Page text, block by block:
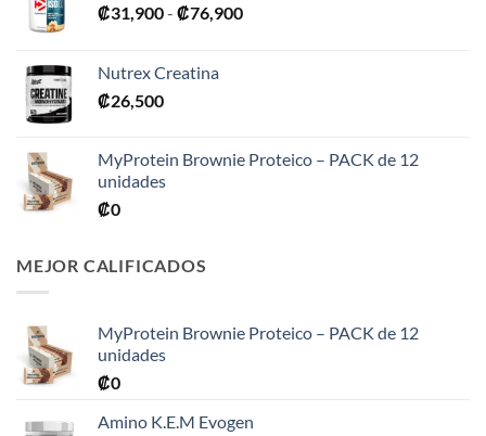
₡31,900- ₡76,900Rango
Nutrex Creatina
₡26,500
MyProtein Brownie Proteico – PACK de 12
unidades
₡0
MEJOR CALIFICADOS
MyProtein Brownie Proteico – PACK de 12
unidades
₡0
Amino K.E.M Evogen